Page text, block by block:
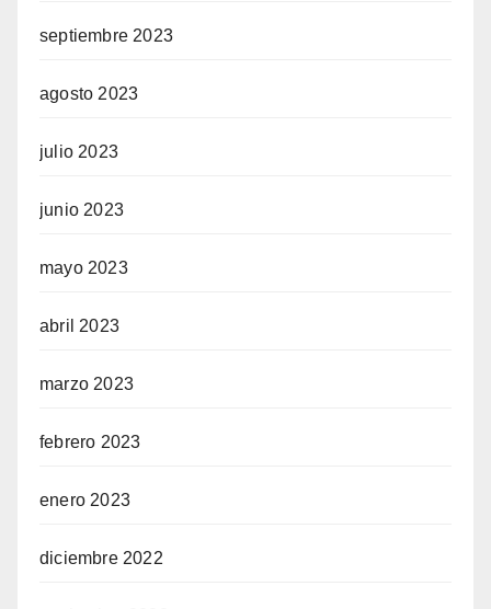
septiembre 2023
agosto 2023
julio 2023
junio 2023
mayo 2023
abril 2023
marzo 2023
febrero 2023
enero 2023
diciembre 2022